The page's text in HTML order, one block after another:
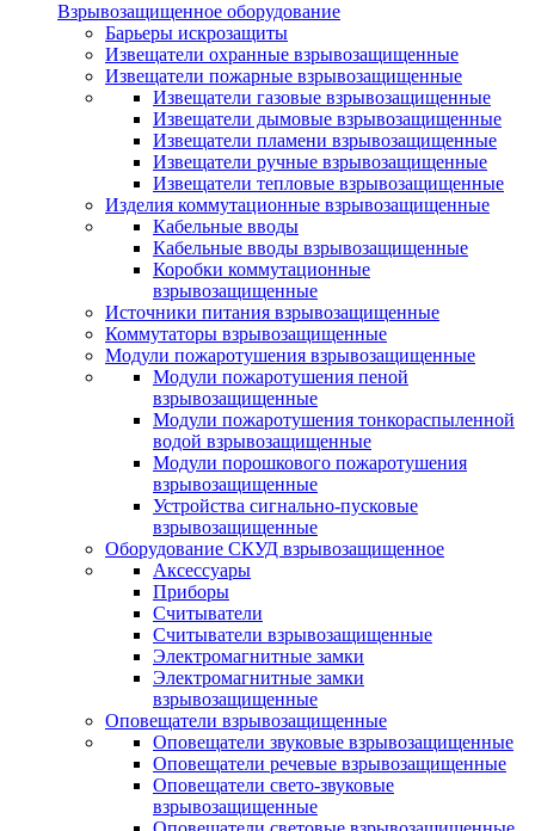
Взрывозащищенное оборудование
Барьеры искрозащиты
Извещатели охранные взрывозащищенные
Извещатели пожарные взрывозащищенные
Извещатели газовые взрывозащищенные
Извещатели дымовые взрывозащищенные
Извещатели пламени взрывозащищенные
Извещатели ручные взрывозащищенные
Извещатели тепловые взрывозащищенные
Изделия коммутационные взрывозащищенные
Кабельные вводы
Кабельные вводы взрывозащищенные
Коробки коммутационные
взрывозащищенные
Источники питания взрывозащищенные
Коммутаторы взрывозащищенные
Модули пожаротушения взрывозащищенные
Модули пожаротушения пеной
взрывозащищенные
Модули пожаротушения тонкораспыленной
водой взрывозащищенные
Модули порошкового пожаротушения
взрывозащищенные
Устройства сигнально-пусковые
взрывозащищенные
Оборудование СКУД взрывозащищенное
Аксессуары
Приборы
Считыватели
Считыватели взрывозащищенные
Электромагнитные замки
Электромагнитные замки
взрывозащищенные
Оповещатели взрывозащищенные
Оповещатели звуковые взрывозащищенные
Оповещатели речевые взрывозащищенные
Оповещатели свето-звуковые
взрывозащищенные